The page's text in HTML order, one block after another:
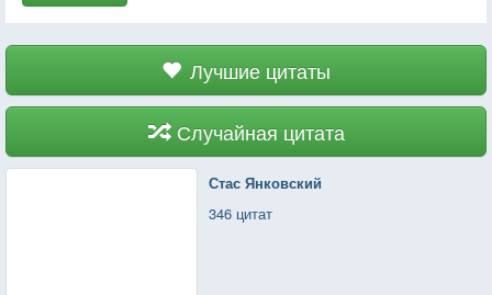
Лучшие цитаты
Случайная цитата
Стас Янковский
346 цитат